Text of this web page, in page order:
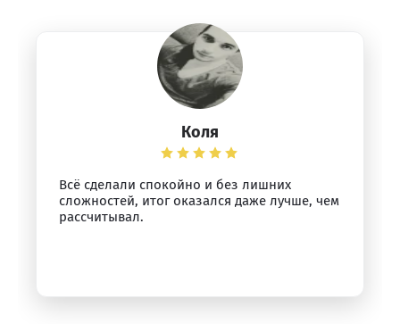
Коля
Всё сделали спокойно и без лишних
сложностей, итог оказался даже лучше, чем
рассчитывал.